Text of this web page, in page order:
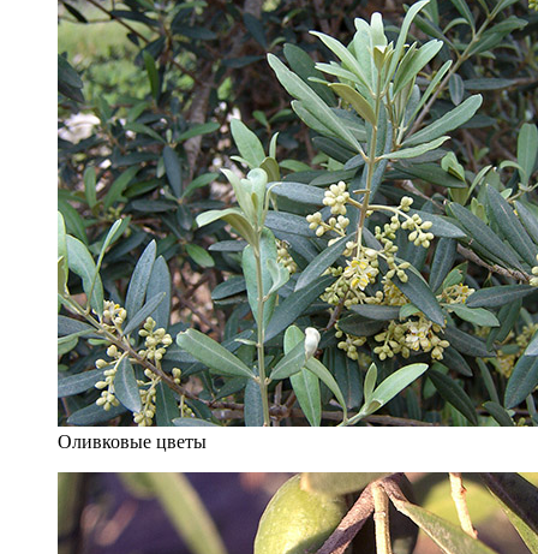
Оливковые цветы